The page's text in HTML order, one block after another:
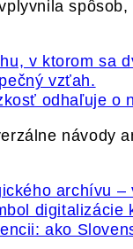
odhaľuje o
návody
ako